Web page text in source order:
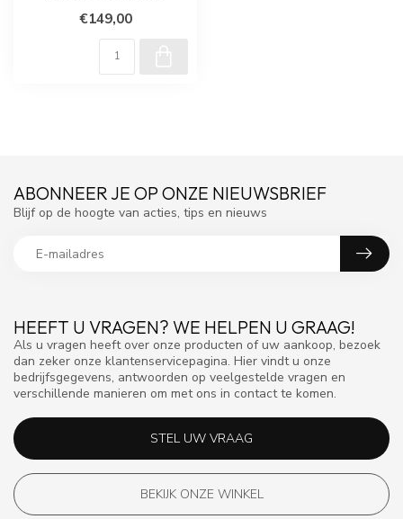
€149,00
HEEFT U VRAGEN? WE HELPEN U GRAAG!
Als u vragen heeft over onze producten of uw aankoop, bezoek
dan zeker onze klantenservicepagina. Hier vindt u onze
bedrijfsgegevens, antwoorden op veelgestelde vragen en
verschillende manieren om met ons in contact te komen.
STEL UW VRAAG
BEKIJK ONZE WINKEL
ABONNEER JE OP ONZE NIEUWSBRIEF
Blijf op de hoogte van acties, tips en nieuws